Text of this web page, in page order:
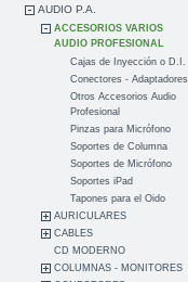
AUDIO P.A.
ACCESORIOS VARIOS
AUDIO PROFESIONAL
Cajas de Inyección o D.I.
Conectores - Adaptadores
Otros Accesorios Audio
Profesional
Pinzas para Micrófono
Soportes de Columna
Soportes de Micrófono
Soportes iPad
Tapones para el Oido
AURICULARES
CABLES
CD MODERNO
COLUMNAS - MONITORES